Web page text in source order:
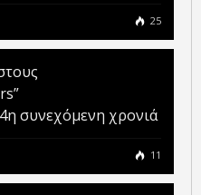
25
συνεχόμενη χρονιά
11